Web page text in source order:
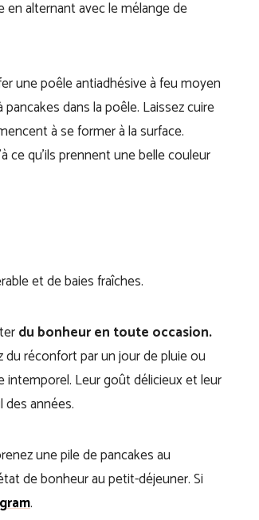
en alternant avec le mélange de
une poêle antiadhésive à feu moyen
dans la poêle. Laissez cuire
à se former à la surface.
ce qu’ils prennent une belle couleur
et de baies fraîches.
du bonheur en toute occasion.
réconfort par un jour de pluie ou
intemporel. Leur goût délicieux et leur
années.
une pile de pancakes au
de bonheur au petit-déjeuner. Si
.